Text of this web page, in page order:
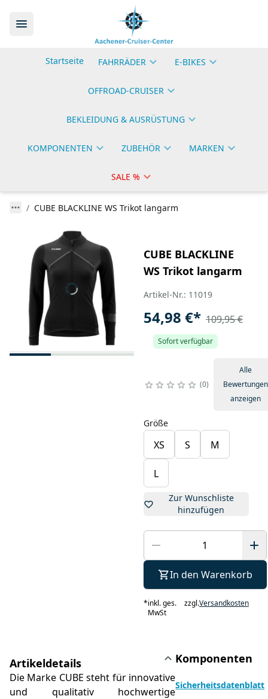
Startseite FAHRRÄDER E-BIKES
OFFROAD-CRUISER
BEKLEIDUNG & AUSRÜSTUNG
KOMPONENTEN ZUBEHÖR MARKEN
SALE %
CUBE BLACKLINE WS Trikot langarm
CUBE BLACKLINE
WS Trikot langarm
Artikel-Nr.: 11019
54,98 €* 109,95 €
Sofort verfügbar
0
Alle
Bewertungen
anzeigen
Größe
XS S M
L
Zur Wunschliste
hinzufügen
In den Warenkorb
*inkl. ges.
MwSt
zzgl.Versandkosten
Artikeldetails
Die Marke CUBE steht für innovative
und qualitativ hochwertige
Komponenten
Sicherheitsdatenblatt